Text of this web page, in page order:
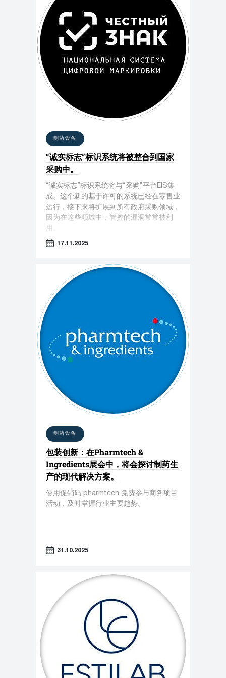
制药设备
“诚实标志”标识系统将被整合到国家
采购中。
“诚实标志”标识系统将与“采购”平台EIS集
成。这个新的基于许可的系统已经在零售业
运行，接下来将扩展到所有政府采购领域，
因为在这些领域中，管控的漏洞常常被利
用。
17.11.2025
制药设备
包装创新：在Pharmtech &
Ingredients展会中，将会探讨制药生
产的现代解决方案。
使用促销码 pharmtech 免费参与商务项目
活动，及时掌握行业主要趋势。
31.10.2025